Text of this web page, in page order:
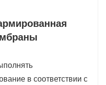
в соответствии с